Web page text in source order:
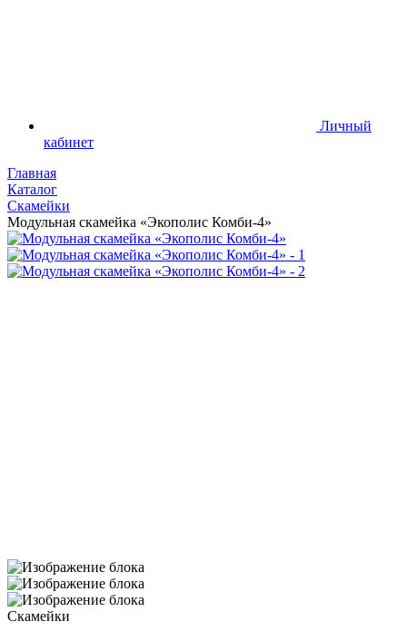
Личный
кабинет
Главная
Каталог
Скамейки
Модульная скамейка «Экополис Комби-4»
Скамейки